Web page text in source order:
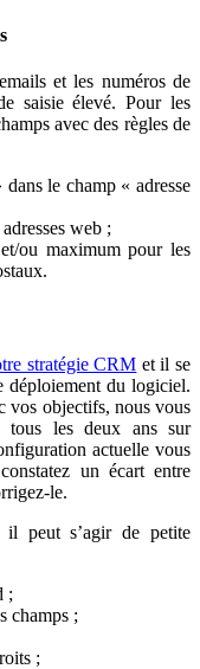
et les numéros de
saisie élevé. Pour les
avec des règles de
le champ « adresse
web ;
ou maximum pour les
stratégie CRM et il se
déploiement du logiciel.
vos objectifs, nous vous
tous les deux ans sur
actuelle vous
un écart entre
le.
peut s’agir de petite
;
champs ;
;